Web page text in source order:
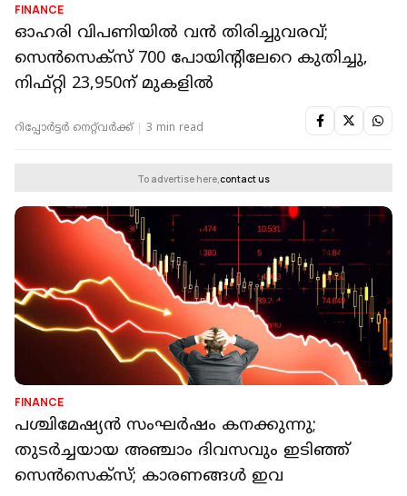
FINANCE
ഓഹരി വിപണിയിൽ വൻ തിരിച്ചുവരവ്;
സെൻസെക്സ് 700 പോയിന്റിലേറെ കുതിച്ചു,
നിഫ്റ്റി 23,950ന് മുകളിൽ
റിപ്പോർട്ടർ നെറ്റ്‌വര്‍ക്ക്‌ 3 min read
To advertise here,contact us
FINANCE
പശ്ചിമേഷ്യന്‍ സംഘര്‍ഷം കനക്കുന്നു;
തുടര്‍ച്ചയായ അഞ്ചാം ദിവസവും ഇടിഞ്ഞ്
സെന്‍സെക്സ്; കാരണങ്ങള്‍ ഇവ